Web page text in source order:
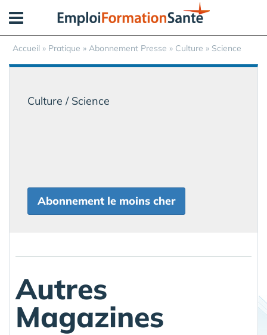
Accueil » Pratique » Abonnement Presse » Culture » Science
Culture / Science
Abonnement le moins cher
Autres
Magazines